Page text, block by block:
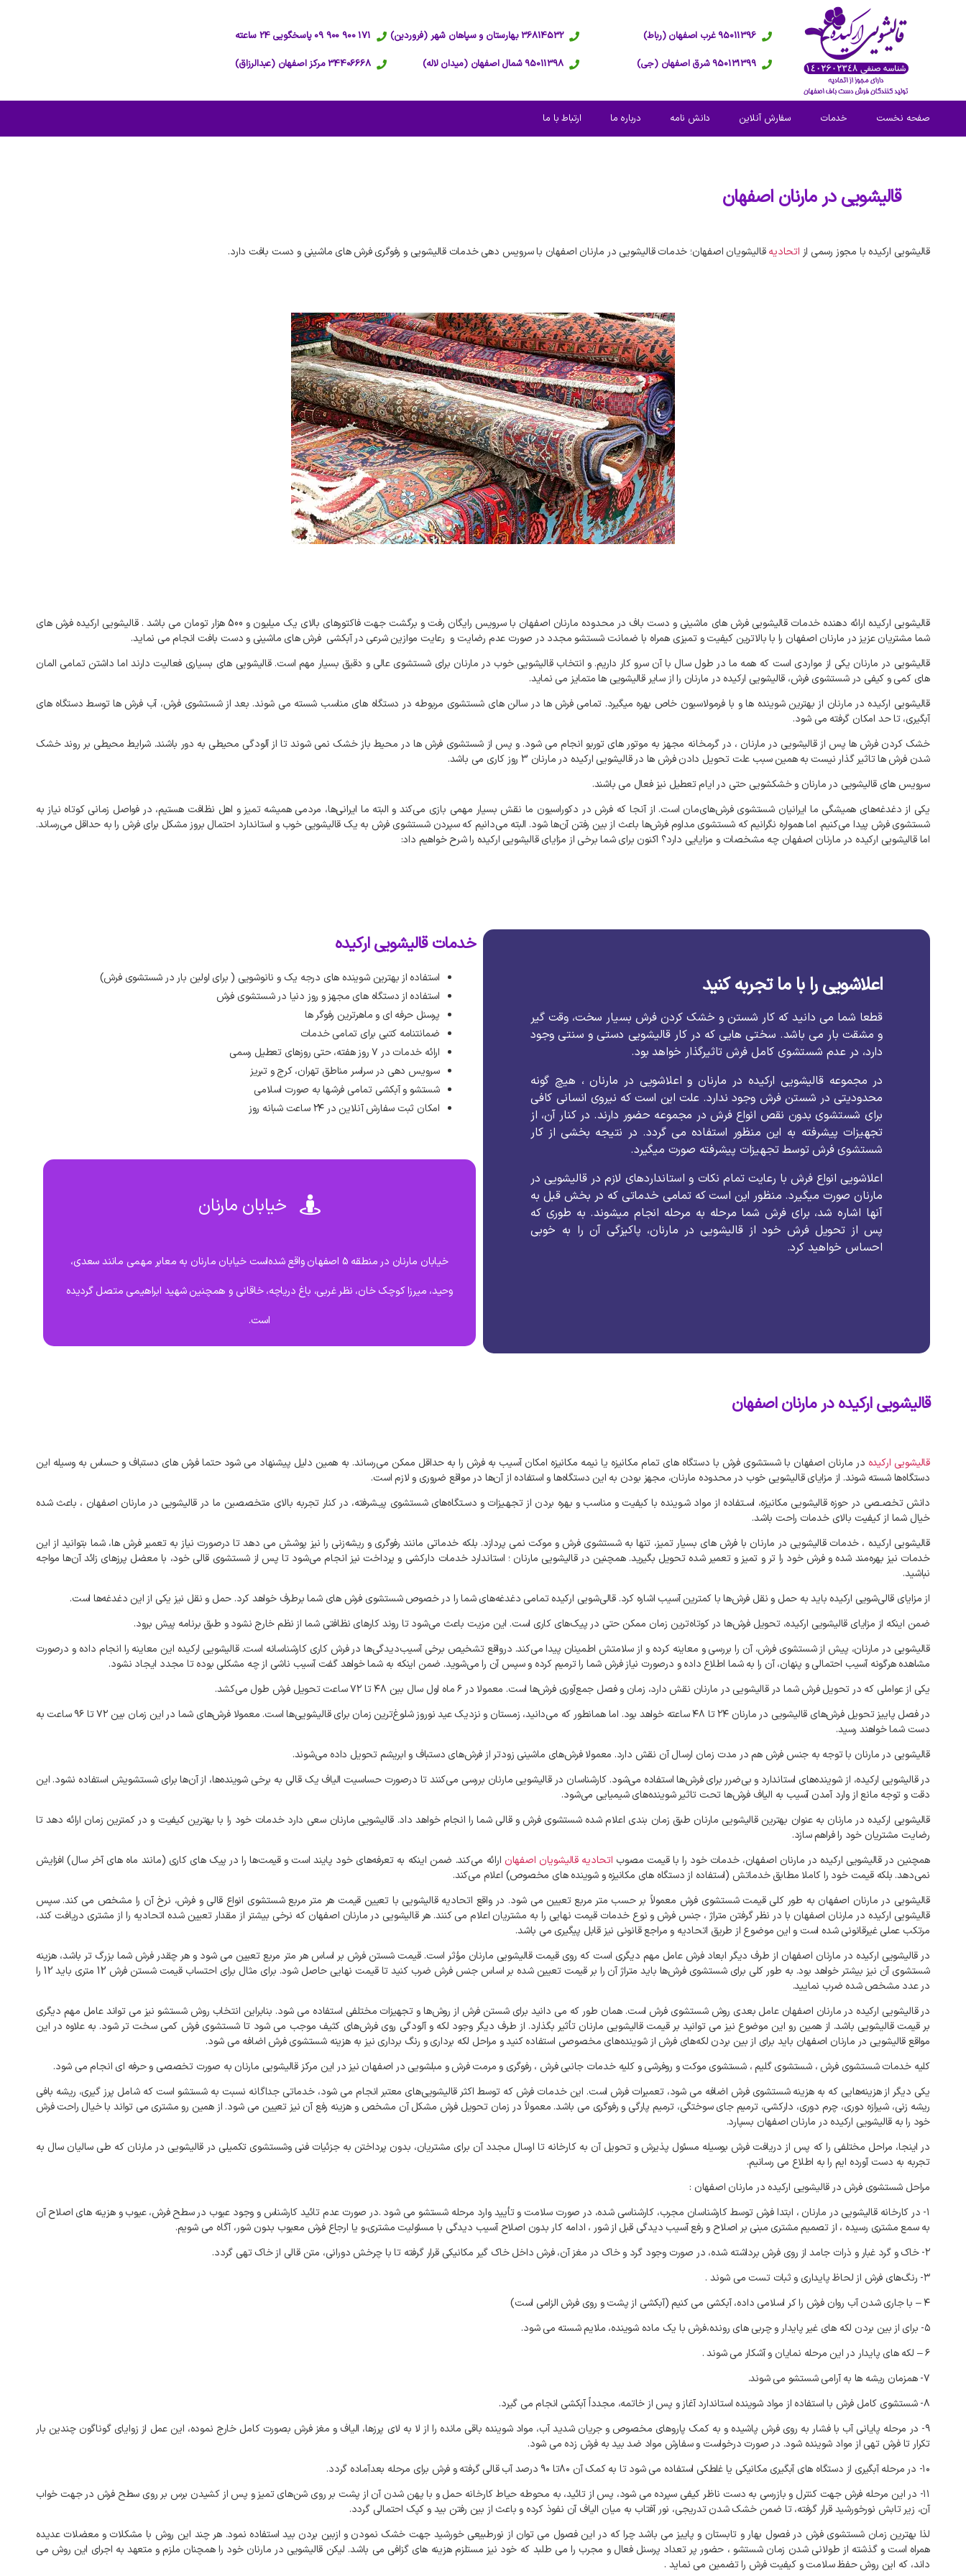
95011396 غرب اصفهان (رباط)
950131399 شرق اصفهان (جی)
36814532 بهارستان و سپاهان شهر (فروردین)
95011398 شمال اصفهان (میدان لاله)
171 900 900 09 پاسخگویی 24 ساعته
34406668 مرکز اصفهان (عبدالرزاق)
صفحه نخست خدمات سفارش آنلاین دانش نامه درباره ما ارتباط با ما
قالیشویی درمارنان اصفهان
قالیشویی ارکیده با مجوز رسمی از اتحادیهقالیشویان اصفهان؛ خدمات قالیشویی در مارنان اصفهان با سرویس دهی خدمات قالیشویی و رفوگری فرش های ماشینی و دست بافت دارد.
قالیشویی ارکیده ارائه دهنده خدمات قالیشویی فرش های ماشینی و دست باف در محدوده مارنان اصفهان با سرویس رایگان رفت و برگشت جهت فاکتورهای بالای یک میلیون و 500 هزار تومان می باشد . قالیشویی ارکیده فرش های
شما مشتریان عزیز در مارنان اصفهان را با بالاترین کیفیت و تمیزی همراه با ضمانت شستشو مجدد در صورت عدم رضایت و رعایت موازین شرعی در آبکشی فرش های ماشینی و دست بافت انجام می نماید.
قالیشویی در مارنان یکی از مواردی است که همه ما در طول سال با آن سرو کار داریم. و انتخاب قالیشویی خوب در مارنان برای شستشوی عالی و دقیق بسیار مهم است. قالیشویی های بسیاری فعالیت دارند اما داشتن تمامی المان
های کمی و کیفی در شستشوی فرش، قالیشویی ارکیده در مارنان را از سایر قالیشویی ها متمایز می نماید.
قالیشویی ارکیده در مارنان از بهترین شوینده ها و با فرمولاسیون خاص بهره میگیرد. تمامی فرش ها در سالن های شستشوی مربوطه در دستگاه های مناسب شسته می شوند. بعد از شستشوی فرش، آب فرش ها توسط دستگاه های
آبگیری، تا حد امکان گرفته می شود.
خشک کردن فرش ها پس از قالیشویی در مارنان ، در گرمخانه مجهز به موتور های توربو انجام می شود. و پس از شستشوی فرش ها در محیط باز خشک نمی شوند تا از آلودگی محیطی به دور باشند. شرایط محیطی بر روند خشک
شدن فرش ها تاثیر گذار نیست به همین سبب علت تحویل دادن فرش ها در قالیشویی ارکیده در مارنان 3 روز کاری می باشد.
سرویس های قالیشویی در مارنان و خشکشویی حتی در ایام تعطیل نیز فعال می باشند.
یکی از دغدغه‌های همیشگی ما ایرانیان شستشوی فرش‌های‌مان است. از آنجا که فرش در دکوراسیون ما نقش بسیار مهمی بازی می‌کند و البته ما ایرانی‌ها، مردمی همیشه تمیز و اهل نظافت هستیم، در فواصل زمانی کوتاه نیاز به
شستشوی فرش پیدا می‌کنیم. اما همواره نگرانیم که شستشوی مداوم فرش‌ها باعث از بین رفتن آن‌ها شود. البته می‌دانیم که سپردن شستشوی فرش به یک قالیشویی خوب و استاندارد احتمال بروز مشکل برای فرش را به‌ حداقل می‌رساند.
اما قالیشویی ارکیده در مارنان اصفهان چه مشخصات و مزایایی دارد؟ اکنون برای شما برخی از مزایای قالیشویی ارکیده را شرح خواهیم داد:
اعلاشویی را با ما تجربه کنید
قطعا شما می دانید که کار شستن و خشک کردن فرش بسیار سخت، وقت گیر
و مشقت بار می باشد. سختی هایی که در کار قالیشویی دستی و سنتی وجود
دارد، در عدم شستشوی کامل فرش تاثیرگذار خواهد بود.
در مجموعه قالیشویی ارکیده در مارنان و اعلاشویی در مارنان ، هیچ گونه
محدودیتی در شستن فرش وجود ندارد. علت این است که نیروی انسانی کافی
برای شستشوی بدون نقص انواع فرش در مجموعه حضور دارند. در کنار آن، از
تجهیزات پیشرفته به این منظور استفاده می گردد. در نتیجه بخشی از کار
شستشوی فرش توسط تجهیزات پیشرفته صورت میگیرد.
اعلاشویی انواع فرش با رعایت تمام نکات و استانداردهای لازم در قالیشویی در
مارنان صورت میگیرد. منظور این است که تمامی خدماتی که در بخش قبل به
آنها اشاره شد، برای فرش شما مرحله به مرحله انجام میشوند. به طوری که
پس از تحویل فرش خود از قالیشویی در مارنان، پاکیزگی آن را به خوبی
احساس خواهید کرد.
خدمات قالیشویی ارکیده
استفاده از بهترین شوینده های درجه یک و نانوشویی ( برای اولین بار در شستشوی فرش)
استفاده از دستگاه های مجهز و روز دنیا در شستشوی فرش
پرسنل حرفه ای و ماهرترین رفوگر ها
ضمانتنامه کتبی برای تمامی خدمات
ارائه خدمات در ۷ روز هفته، حتی روزهای تعطیل رسمی
سرویس دهی در سراسر مناطق تهران، کرج و تبریز
شستشو و آبکشی تمامی فرشها به صورت اسلامی
امکان ثبت سفارش آنلاین در ۲۴ ساعت شبانه روز
خیابان مارنان
خیابان مارنان در منطقه 5 اصفهان واقع شده‌است خیابان مارنان به معابر مهمی مانند سعدی،
وحید، میرزا کوچک خان، نظر غربی، باغ دریاچه، خاقانی و همچنین شهید ابراهیمی متصل گردیده
است.
قالیشویی ارکیده در مارنان اصفهان
قالیشویی ارکیده در مارنان اصفهان با شستشوی فرش با دستگاه‌ های تمام مکانیزه یا نیمه مکانیزه امکان آسیب به فرش را به حداقل ممکن می‌رساند. به‌ همین دلیل پیشنهاد می‌ شود حتما فرش‌ های دستباف و حساس به وسیله این
دستگاه‌ها شسته شوند. از مزایای قالیشویی خوب در محدوده مارنان، مجهز بودن به این دستگاه‌ها و استفاده از آن‌ها در مواقع ضروری و لازم است.
دانش تخصـصی در حوزه قالیشویی مکانیزه، اسـتفاده از مواد شـوینده با کیفیت و مناسب و بهره بردن از تجهـیزات و دسـتگاه‌های شستشوی پیـشرفته، در کنار تجربه بالای متخصصین ما در قالیشویی در مارنان اصفهان ، باعث شده
خیال شما از کیفیت بالای خدمات راحت باشد.
قالیشویی ارکیده ، خدمات قالیشویی در مارنان با فرش های بسیار تمیز، تنها به شستشوی فرش و موکت نمی‌ پردازد. بلکه خدماتی مانند رفوگری و ریشه‌زنی را نیز پوشش می‌ دهد تا درصورت نیاز به تعمیر فرش‌ ها، شما بتوانید از این
خدمات نیز بهره‌مند شده و فرش خود را تر و تمیز و تعمیر شده تحویل بگیرید. همچنین در قالیشویی مارنان ؛ استاندارد خدمات دارکشی و پرداخت نیز انجام می‌شود تا پس از شستشوی قالی خود، با معضل پرزهای زائد آن‌ها مواجه
نباشید.
از مزایای قالی‌شویی ارکیده باید به حمل و نقل فرش‌ها با کمترین آسیب اشاره کرد. قالی‌شویی ارکیده تمامی دغدغه‌های شما را در خصوص شستشوی فرش‌ های شما برطرف خواهد کرد. حمل و نقل نیز یکی از این دغدغه‌ها است.
ضمن اینکه از مزایای قالیشویی ارکیده، تحویل فرش‌ها در کوتاه‌ترین زمان ممکن حتی در پیک‌های کاری است. این مزیت باعث می‌شود تا روند کارهای نظافتی شما از نظم خارج نشود و طبق برنامه پیش برود.
قالیشویی در مارنان، پیش از شستشوی فرش، آن را بررسی و معاینه کرده و از سلامتش اطمینان پیدا می‌کند. درواقع تشخیص برخی آسیب‌دیدگی‌ها در فرش کاری کارشناسانه است. قالیشویی ارکیده این معاینه را انجام داده و درصورت
مشاهده هرگونه آسیب احتمالی و پنهان، آن را به شما اطلاع داده و درصورت نیاز فرش شما را ترمیم کرده و سپس آن را می‌شوید. ضمن اینکه به شما خواهد گفت آسیب ناشی از چه مشکلی بوده تا مجدد ایجاد نشود.
یکی از عواملی که در تحویل فرش شما درقالیشویی در مارنان نقش دارد، زمان و فصل جمع‌آوری فرش‌ها است. معمولا در ۶ ماه اول سال بین ۴۸ تا ۷۲ ساعت تحویل فرش طول می‌کشد.
در فصل پاییز تحویل فرش‌های قالیشویی در مارنان ۲۴ تا ۴۸ ساعته خواهد بود. اما همانطور که می‌دانید، زمستان و نزدیک عید نوروز شلوغ‌ترین زمان برای قالیشویی‌ها است. معمولا فرش‌های شما در این زمان بین ۷۲ تا ۹۶ ساعت به
دست شما خواهند رسید.
قالیشویی در مارنان با توجه به جنس فرش هم در مدت زمان ارسال آن نقش دارد. معمولا فرش‌های ماشینی زودتر از فرش‌های دستباف و ابریشم تحویل داده می‌شوند.
در قالیشویی ارکیده، از شوینده‌های استاندارد و بی‌ضرر برای فرش‌ها استفاده می‌شود. کارشناسان در قالیشویی مارنان بررسی می‌کنند تا درصورت حساسیت الیاف یک قالی به برخی شوینده‌ها، از آن‌ها برای شستشویش استفاده نشود. این
دقت و توجه مانع از وارد آمدن آسیب به الیاف فرش‌ها تحت تاثیر شوینده‌های شیمیایی می‌شود.
قالیشویی ارکیده در مارنان به عنوان بهترین قالیشویی مارنان طبق زمان بندی اعلام شده شستشوی فرش و قالی شما را انجام خواهد داد. قالیشویی مارنان سعی دارد خدمات خود را با بهترین کیفیت و در کمترین زمان ارائه دهد تا
رضایت مشتریان خود را فراهم سازد.
همچنین در قالیشویی ارکیده در مارنان اصفهان، خدمات خود را با قیمت مصوب اتحادیه قالیشویان اصفهان ارائه می‌کند. ضمن اینکه به تعرفه‌های خود پایند است و قیمت‌ها را در پیک‌ های کاری (مانند ماه‌ های آخر سال) افزایش
نمی‌دهد. بلکه قیمت خود را کاملا مطابق خدماتش (استفاده از دستگاه های مکانیزه و شوینده‌ های مخصوص) اعلام می‌کند.
قالیشویی در مارنان اصفهان به طور کلی قیمت شستشوی فرش معمولاً بر حسب متر مربع تعیین می شود. در واقع اتحادیه قالیشویی با تعیین قیمت هر متر مربع شستشوی انواع قالی و فرش، نرخ آن را مشخص می کند. سپس
قالیشویی ارکیده در مارنان اصفهان با در نظر گرفتن متراژ ، جنس فرش و نوع خدمات قیمت نهایی را به مشتریان اعلام می کنند. هر قالیشویی در مارنان اصفهان که نرخی بیشتر از مقدار تعیین شده اتحادیه را از مشتری دریافت کند،
مرتکب عملی غیرقانونی شده است و این موضوع از طریق اتحادیه و مراجع قانونی نیز قابل پیگیری می باشد.
در قالیشویی ارکیده در مارنان اصفهان از طرف دیگر ابعاد فرش عامل مهم دیگری است که روی قیمت قالیشویی مارنان مؤثر است. قیمت شستن فرش بر اساس هر متر مربع تعیین می شود و هر چقدر فرش شما بزرگ تر باشد، هزینه
شستشوی آن نیز بیشتر خواهد بود. به طور کلی برای شستشوی فرش‌ها باید متراژ آن را بر قیمت تعیین شده بر اساس جنس فرش ضرب کنید تا قیمت نهایی حاصل شود. برای مثال برای احتساب قیمت شستن فرش 12 متری باید 12 را
در عدد مشخص شده ضرب نمایید.
در قالیشویی ارکیده در مارنان اصفهان عامل بعدی روش شستشوی فرش است. همان طور که می دانید برای شستن فرش از روش‌ها و تجهیزات مختلفی استفاده می شود. بنابراین انتخاب روش شستشو نیز می تواند عامل مهم دیگری
بر قیمت قالیشویی باشد. از همین رو این موضوع نیز می توانید بر قیمت قالیشویی مارنان تأثیر بگذارد. از طرف دیگر وجود لکه و آلودگی روی فرش‌های کثیف موجب می شود تا شستشوی فرش کمی سخت تر شود. به علاوه در این
مواقع قالیشویی در مارنان اصفهان باید برای از بین بردن لکه‌های فرش از شوینده‌های مخصوصی استفاده کنید و مراحل لکه برداری و رنگ برداری نیز به هزینه شستشوی فرش اضافه می شود.
کلیه خدمات شستشوی فرش ، شستشوی گلیم ، شستشوی موکت و روفرشی و کلیه خدمات جانبی فرش ، رفوگری و مرمت فرش و مبلشویی در اصفهان نیز در این مرکز قالیشویی مارنان به صورت تخصصی و حرفه ای انجام می شود.
یکی دیگر از هزینه‌هایی که به هزینه شستشوی فرش اضافه می شود، تعمیرات فرش است. این خدمات فرش که توسط اکثر قالیشویی‌های معتبر انجام می شود، خدماتی جداگانه نسبت به شستشو است که شامل پرز گیری، ریشه بافی
ریشه زنی، شیرازه دوری، چرم دوری، دارکشی، ترمیم جای سوختگی، ترمیم پارگی و رفوگری می باشد. معمولاً در زمان تحویل فرش مشکل آن مشخص و هزینه رفع آن نیز تعیین می شود. از همین رو مشتری می تواند با خیال راحت فرش
خود را به قالیشویی ارکیده در مارنان اصفهان بسپارد.
در اینجا، مراحل مختلفی را که پس از دریافت فرش بوسیله مسئول پذیرش و تحویل آن به کارخانه تا ارسال مجدد آن برای مشتریان، بدون پرداختن به جزئیات فنی وشستشوی تکمیلی در قالیشویی در مارنان که طی سالیان سال به
تجربه به دست آورده ایم را به اطلاع می رسانیم.
مراحل شستشوی فرش در قالیشویی ارکیده در مارنان اصفهان :
۱- در کارخانه
قالیشویی در مارنان ، ابتدا فرش توسط کارشناسان مجرب، کارشناسی شده، در صورت سلامت و تأیید وارد مرحله شستشو می شود .در صورت عدم تائید کارشناس و وجود عیوب در سطح فرش، عیوب و هزینه های اصلاح آن
به سمع مشتری رسیده ، از تصمیم مشتری مبنی بر اصلاح و رفع آسیب دیدگی قبل از شور ، ادامه کار بدون اصلاح آسیب دیدگی با مسئولیت مشتری،و یا ارجاع فرش معیوب بدون شور، آگاه می شویم.
۲- خاک و گرد غبار و ذرات جامد از روی فرش برداشته شده، در صورت وجود گرد و خاک در مغز آن، فرش داخل خاک گیر مکانیکی قرار گرفته تا با چرخش دورانی، متن قالی از خاک تهی گردد.
۳- رنگ‌های فرش از لحاظ پایداری و ثبات تست می شوند .
۴ – با جاری شدن آب روان فرش را کر اسلامی داده، آبکشی می کنیم (آبکشی از پشت و روی فرش الزامی است)
۵- برای از بین بردن لکه های غیر پایدار و چربی های رونده،فرش با یک ماده شوینده، ملایم شسته می شود.
۶ – لکه های پایدار در این مرحله نمایان و آشکار می شوند .
۷- همزمان ریشه ها به آرامی شستشو می شوند.
۸- شستشوی کامل فرش با استفاده از مواد شوینده استاندارد آغاز و پس از خاتمه، مجدداً آبکشی انجام می گیرد.
۹- در مرحله پایانی آب با فشار به روی فرش پاشیده و به کمک پاروهای مخصوص و جریان شدید آب، مواد شوینده باقی مانده را از لا به لای پرزها، الیاف و مغز فرش بصورت کامل خارج نموده، این عمل از زوایای گوناگون چندین بار
تکرار تا فرش تهی از مواد شوینده شود. در صورت درخواست و سفارش مواد ضد بید به فرش زده می شود.
۱۰- در مرحله آبگیری از دستگاه های آبگیری مکانیکی یا غلطکی استفاده می شود تا به کمک آن ۸۰تا ۹۰ درصد آب قالی گرفته و فرش برای مرحله بعدآماده گردد.
۱۱- در این مرحله فرش جهت کنترل و بازرسی به دست ناظر کیفی سپرده می شود، پس از تائید، به محوطه حیاط کارخانه حمل و با پهن شدن آن از پشت بر روی شن‌های تمیز و پس از کشیدن برس بر روی سطح فرش در جهت خواب
آن، زیر تابش نورخورشید قرار گرفته، تا ضمن خشک شدن تدریجی، نور آفتاب به میان الیاف آن نفوذ کرده و باعث از بین رفتن بید و کپک احتمالی گردد.
لذا بهترین زمان شستشوی فرش در فصول بهار و تابستان و پاییز می باشد چرا که در این فصول می توان از نورطبیعی خورشید جهت خشک نمودن و ازبین بردن بید استفاده نمود. هر چند این روش با مشکلات و معضلات عدیده
همراه است و گذشته از طولانی شدن زمان شستشو ، حضور پر تعداد پرسنل فعال و مجرب را می طلبد که خود نیز مستلزم هزینه های گزافی می باشد. لیکن قالیشویی در مارنان خود را همچنان ملزم و متعهد به اجرای این روش می
داند، که این روش حفظ سلامت و کیفیت فرش را تضمین می نماید .